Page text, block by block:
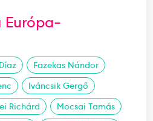
Európa-
Fazekas Nándor
Iváncsik Gergő
Richárd
Mocsai Tamás